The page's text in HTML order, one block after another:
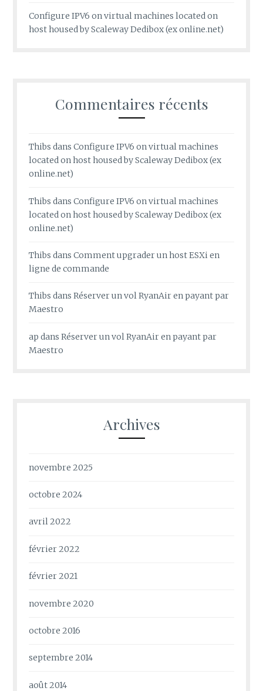
Configure IPV6 on virtual machines located on
host housed by Scaleway Dedibox (ex online.net)
Commentaires récents
Thibs dansConfigure IPV6 on virtual machines
located on host housed by Scaleway Dedibox (ex
online.net)
Thibs dansConfigure IPV6 on virtual machines
located on host housed by Scaleway Dedibox (ex
online.net)
Thibs dansComment upgrader un host ESXi en
ligne de commande
Thibs dansRéserver un vol RyanAir en payant par
Maestro
ap dansRéserver un vol RyanAir en payant par
Maestro
Archives
novembre 2025
octobre 2024
avril 2022
février 2022
février 2021
novembre 2020
octobre 2016
septembre 2014
août 2014